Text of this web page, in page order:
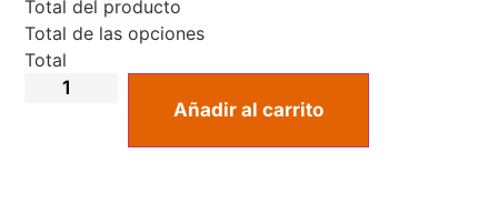
Total del producto
Total de las opciones
Total
Añadir al carrito